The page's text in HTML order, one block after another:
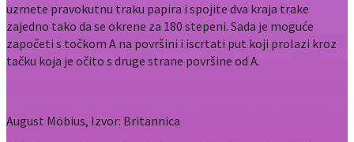
uzmete pravokutnu traku papira i spojite dva kraja trake
zajedno tako da se okrene za 180 stepeni. Sada je moguće
započeti s točkom A na površini i iscrtati put koji prolazi kroz
tačku koja je očito s druge strane površine od A.
August Möbius, Izvor: Britannica